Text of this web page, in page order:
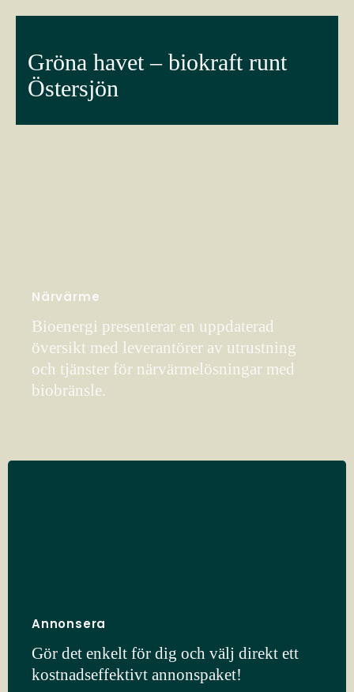
Gröna havet – biokraft runt
Östersjön
Närvärme
Bioenergi presenterar en uppdaterad
översikt med leverantörer av utrustning
och tjänster för närvärmelösningar med
biobränsle.
Annonsera
Gör det enkelt för dig och välj direkt ett
kostnadseffektivt annonspaket!